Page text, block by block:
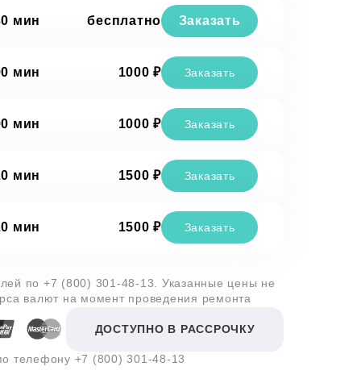
мин бесплатно Заказать
мин 1000 ₽ Заказать
мин 1000 ₽ Заказать
мин 1500 ₽ Заказать
мин 1500 ₽ Заказать
по +7 (800) 301-48-13 . Указанные цены не
валют на момент проведения ремонта
ДОСТУПНО В РАССРОЧКУ
телефону +7 (800) 301-48-13